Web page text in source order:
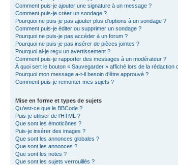
Comment puis-je ajouter une signature à un message ?
Comment puis-je créer un sondage ?
Pourquoi ne puis-je pas ajouter plus d’options à un sondage ?
Comment puis-je éditer ou supprimer un sondage ?
Pourquoi ne puis-je pas accéder à un forum ?
Pourquoi ne puis-je pas insérer de pièces jointes ?
Pourquoi ai-je reçu un avertissement ?
Comment puis-je rapporter des messages à un modérateur ?
À quoi sert le bouton « Sauvegarder » affiché lors de la rédaction
Pourquoi mon message a-t-il besoin d’être approuvé ?
Comment puis-je remonter mes sujets ?
Mise en forme et types de sujets
Qu’est-ce que le BBCode ?
Puis-je utiliser de l’HTML ?
Que sont les émoticônes ?
Puis-je insérer des images ?
Que sont les annonces globales ?
Que sont les annonces ?
Que sont les notes ?
Que sont les sujets verrouillés ?